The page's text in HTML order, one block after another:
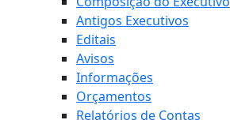
Antigos Executivos
Editais
Avisos
Informações
Orçamentos
Relatórios de Contas